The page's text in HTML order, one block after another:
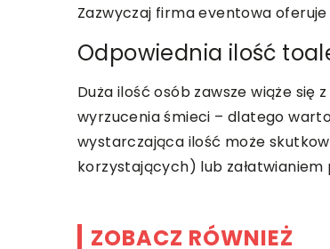
Zazwyczaj firma eventowa
Odpowiednia ilość
Duża ilość osób zawsze wiąże się
wyrzucenia śmieci – dlatego
wystarczająca ilość może
korzystających) lub
ZOBACZ RÓWNIEŻ